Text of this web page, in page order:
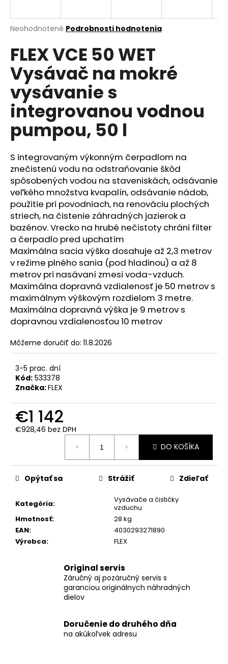
Priemerné
produktu
je
0,0
z
5
hviezdičiek.
Neohodnotené Podrobnosti hodnotenia
FLEX VCE 50 WET
Vysávač na mokré
vysávanie s
integrovanou vodnou
pumpou, 50 l
S integrovaným výkonným čerpadlom na
znečistenú vodu na odstraňovanie škôd
spôsobených vodou na staveniskách, odsávanie
veľkého množstva kvapalín, odsávanie nádob,
použitie pri povodniach, na renováciu plochých
striech, na čistenie záhradných jazierok a
bazénov. Vrecko na hrubé nečistoty chráni filter
a čerpadlo pred upchatím
Maximálna sacia výška dosahuje až 2,3 metrov
v režime plného sania (pod hladinou) a až 8
metrov pri nasávaní zmesi voda-vzduch.
Maximálna dopravná vzdialenosť je 50 metrov s
maximálnym výškovým rozdielom 3 metre.
Maximálna dopravná výška je 9 metrov s
dopravnou vzdialenosťou 10 metrov
Môžeme doručiť do: 11.8.2026
3-5 prac. dní
Kód: 533378
Značka:FLEX
€1 142
€928,46 bez DPH
DO KOŠÍKA
Kategória:
Vysávače a čističky
vzduchu
Hmotnosť:
28 kg
EAN:
4030293271890
Výrobca: FLEX
Opýtať sa Strážiť Zdieľať
Original servis
Záručný aj pozáručný servis s
garanciou originálnych náhradných
dielov
Doručenie do druhého dňa
na akúkoľvek adresu
j
ť
?
HĽADAŤ
O
d
p
o
r
ú
č
a
m
e
TS
92
18-
EC
FLEX
AKUMULÁTOROVÁ
STOLNÁ
PÍLA
TS
92
18-
EC
€1
174,65